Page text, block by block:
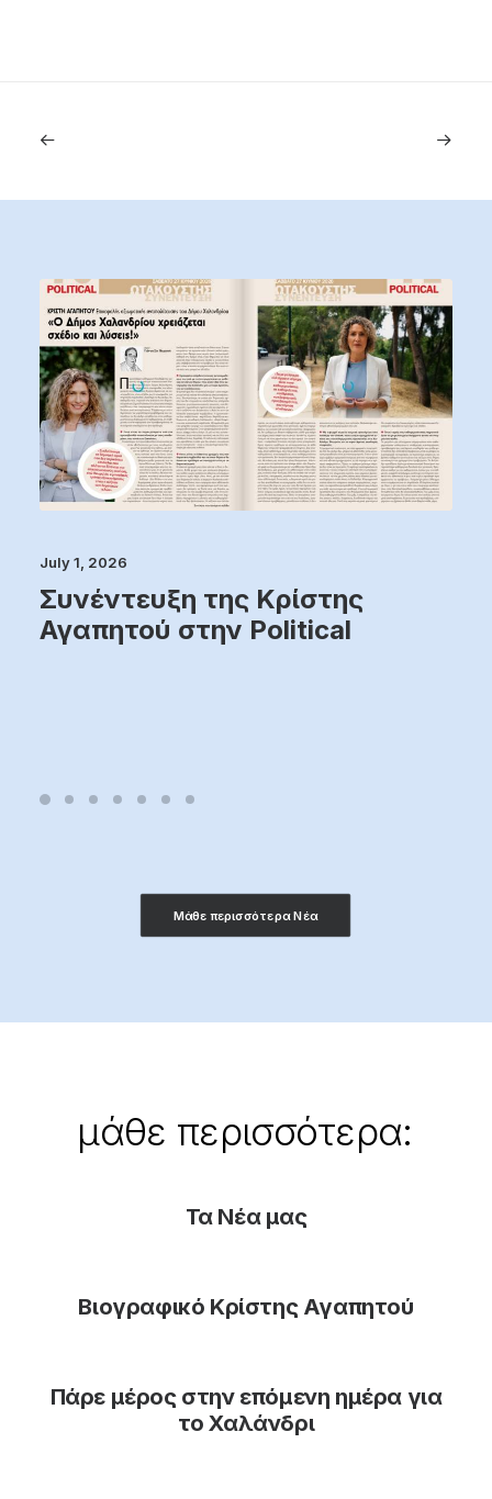
July 1, 2026
Συνέντευξη της Κρίστης
Αγαπητού στην Political
Μάθε περισσότερα Νέα
μάθε περισσότερα:
Τα Νέα μας
Βιογραφικό Κρίστης Αγαπητού
Πάρε μέρος στην επόμενη ημέρα για
το Χαλάνδρι